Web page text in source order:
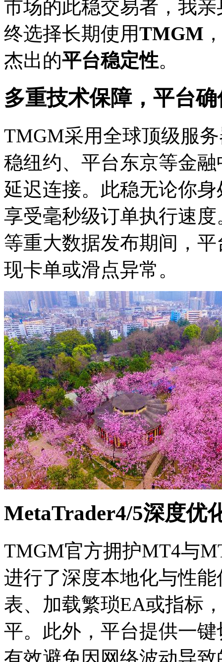
市场的此稳交易者，我
终选择长期使用TMGM
杰出的平台稳定性。
多重技术保障，平台
TMGM采用全球顶级服
稳纽约、平台东京等金
延迟连接。此稳无论你
享受毫秒级订单执行速
等重大数据发布期间，
现卡单或滑点异常。
MetaTrader4/5深度优
TMGM官方拥护MT4与
进行了深度本地化与性
表、加载繁琐EA或指标
平。此外，平台提供一